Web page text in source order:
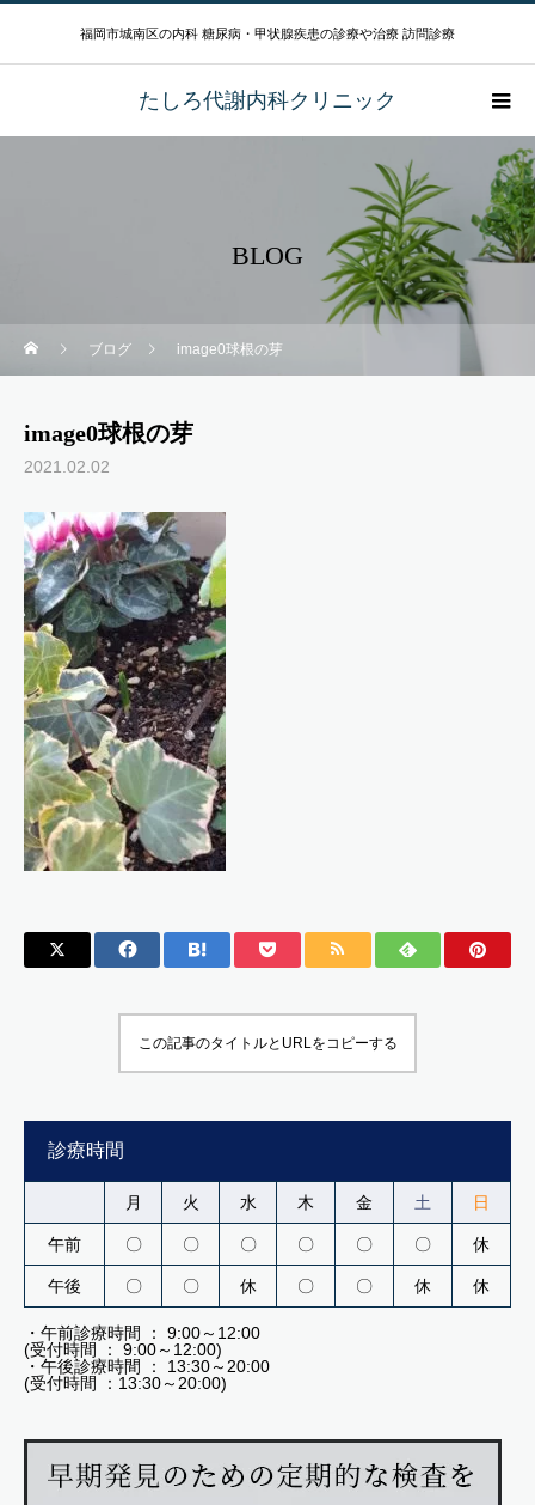
福岡市城南区の内科 糖尿病・甲状腺疾患の診療や治療 訪問診療
たしろ代謝内科クリニック
BLOG
ブログ image0球根の芽
image0球根の芽
2021.02.02
この記事のタイトルとURLをコピーする
診療時間
月 火 水 木 金 土 日
午前 〇 〇 〇 〇 〇 〇 休
午後 〇 〇 休 〇 〇 休 休
・午前診療時間 ： 9:00～12:00
(受付時間 ： 9:00～12:00)
・午後診療時間 ： 13:30～20:00
(受付時間 ：13:30～20:00)